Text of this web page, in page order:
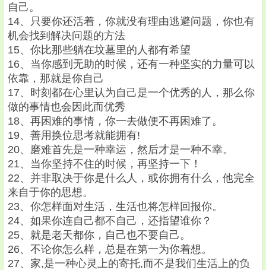
自己。
14、只要你还活着，你就没有理由逃避问题，你也有
机会找到解决问题的方法
15、你比那些躺在坟墓里的人都有希望
16、当你感到无助的时候，还有一种坚实的力量可以
依靠，那就是你自己
17、时刻都在心里认为自己是一个优秀的人，那么你
做的事情也会因此而优秀
18、再困难的事情，你一去做便不再困难了。
19、善用换位思考就能拥有!
20、磨难首先是一种幸运，然后才是一种不幸。
21、当你坚持不住的时候，再坚持一下！
22、并非取决于你是什么人，或你拥有什么，他完全
来自于你的思想。
23、你怎样面对生活，生活也将怎样回报你。
24、如果你连自己都不自己，还指望谁你？
25、就是老天都你，自己也不要自己。
26、不论你怎么样，总是在第一为你着想。
27、家,是一种心灵上的寄托,而不是我们生活上的负